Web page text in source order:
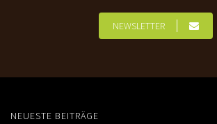
NEWSLETTER
NEUESTE BEITRÄGE